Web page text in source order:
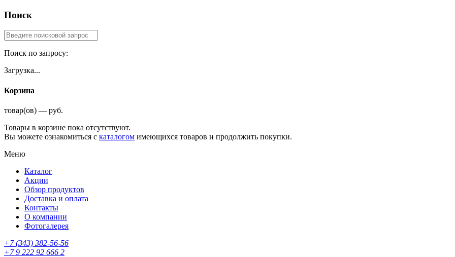
Поиск
Поиск по запросу:
Загрузка...
Корзина
товар(ов) — руб.
Товары в корзине пока отсутствуют.
Вы можете ознакомиться с каталогом имеющихся товаров и продолжить покупки.
Меню
Каталог
Акции
Обзор продуктов
Доставка и оплата
Контакты
О компании
Фотогалерея
+7 (343) 382-56-56
+7 9 222 92 666 2